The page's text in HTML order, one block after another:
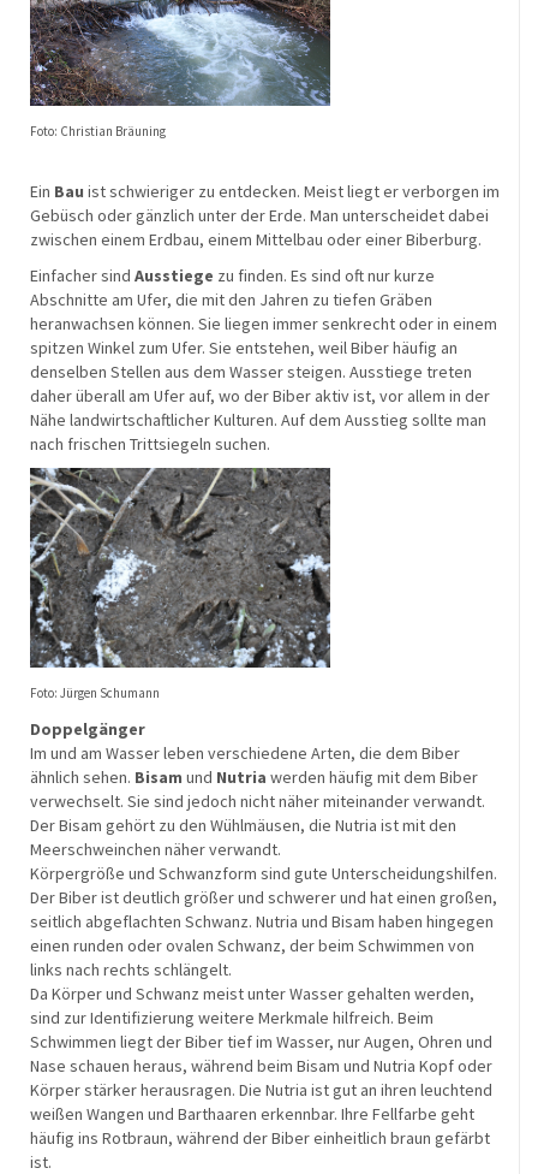
Foto: Christian Bräuning
Ein Bau ist schwieriger zu entdecken. Meist liegt er verborgen im
Gebüsch oder gänzlich unter der Erde. Man unterscheidet dabei
zwischen einem Erdbau, einem Mittelbau oder einer Biberburg.
Einfacher sind Ausstiege zu finden. Es sind oft nur kurze
Abschnitte am Ufer, die mit den Jahren zu tiefen Gräben
heranwachsen können. Sie liegen immer senkrecht oder in einem
spitzen Winkel zum Ufer. Sie entstehen, weil Biber häufig an
denselben Stellen aus dem Wasser steigen. Ausstiege treten
daher überall am Ufer auf, wo der Biber aktiv ist, vor allem in der
Nähe landwirtschaftlicher Kulturen. Auf dem Ausstieg sollte man
nach frischen Trittsiegeln suchen.
Foto: Jürgen Schumann
Doppelgänger
Im und am Wasser leben verschiedene Arten, die dem Biber
ähnlich sehen. Bisam und Nutria werden häufig mit dem Biber
verwechselt. Sie sind jedoch nicht näher miteinander verwandt.
Der Bisam gehört zu den Wühlmäusen, die Nutria ist mit den
Meerschweinchen näher verwandt.
Körpergröße und Schwanzform sind gute Unterscheidungshilfen.
Der Biber ist deutlich größer und schwerer und hat einen großen,
seitlich abgeflachten Schwanz. Nutria und Bisam haben hingegen
einen runden oder ovalen Schwanz, der beim Schwimmen von
links nach rechts schlängelt.
Da Körper und Schwanz meist unter Wasser gehalten werden,
sind zur Identifizierung weitere Merkmale hilfreich. Beim
Schwimmen liegt der Biber tief im Wasser, nur Augen, Ohren und
Nase schauen heraus, während beim Bisam und Nutria Kopf oder
Körper stärker herausragen. Die Nutria ist gut an ihren leuchtend
weißen Wangen und Barthaaren erkennbar. Ihre Fellfarbe geht
häufig ins Rotbraun, während der Biber einheitlich braun gefärbt
ist.